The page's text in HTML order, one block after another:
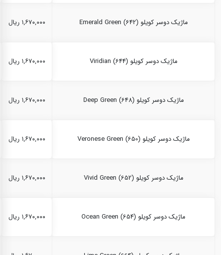
ماژیک دوسر کویلو Emerald Green (642) ۱,۶۷۰,۰۰۰ ریال
ماژیک دوسر کویلو Viridian (644) ۱,۶۷۰,۰۰۰ ریال
ماژیک دوسر کویلو Deep Green (648) ۱,۶۷۰,۰۰۰ ریال
ماژیک دوسر کویلو Veronese Green (650) ۱,۶۷۰,۰۰۰ ریال
ماژیک دوسر کویلو Vivid Green (652) ۱,۶۷۰,۰۰۰ ریال
ماژیک دوسر کویلو Ocean Green (654) ۱,۶۷۰,۰۰۰ ریال